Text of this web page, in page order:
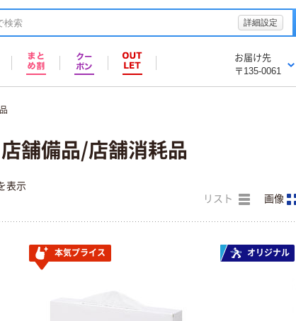
詳細設定
お届け先
〒135-0061
舗備品/店舗消耗品
表示
リスト 画像
本気プライス オリジナル